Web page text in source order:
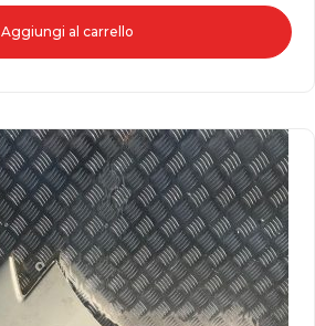
Aggiungi al carrello